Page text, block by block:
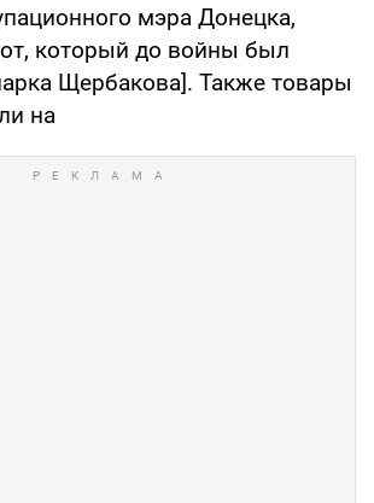
мэра Донецка,
который до войны был
Щербакова]. Также товары
на